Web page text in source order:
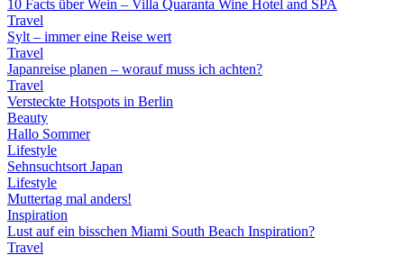
10 Facts über Wein – Villa Quaranta Wine Hotel and SPA
Travel
Sylt – immer eine Reise wert
Travel
Japanreise planen – worauf muss ich achten?
Travel
Versteckte Hotspots in Berlin
Beauty
Hallo Sommer
Lifestyle
Sehnsuchtsort Japan
Lifestyle
Muttertag mal anders!
Inspiration
Lust auf ein bisschen Miami South Beach Inspiration?
Travel